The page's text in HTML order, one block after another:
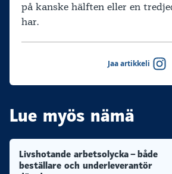
på kanske hälften eller en
har.
Jaa artikkeli
Lue myös nämä
Livshotande arbetsolycka – både
beställare och underleverantör